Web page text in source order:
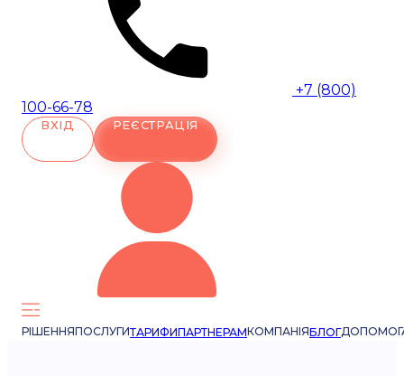
+7 (800)
100-66-78
ВХІД РЕЄСТРАЦІЯ
РІШЕННЯПОСЛУГИТАРИФИПАРТНЕРАМКОМПАНІЯБЛОГ